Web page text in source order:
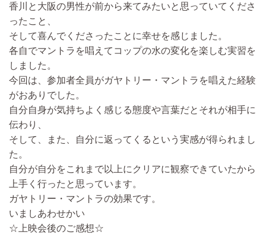
香川と大阪の男性が前から来てみたいと思っていてくださ
ったこと、
そして喜んでくださったことに幸せを感じました。
各自でマントラを唱えてコップの水の変化を楽しむ実習を
しました。
今回は、参加者全員がガヤトリー・マントラを唱えた経験
がおありでした。
自分自身が気持ちよく感じる態度や言葉だとそれが相手に
伝わり、
そして、また、自分に返ってくるという実感が得られまし
た。
自分が自分をこれまで以上にクリアに観察できていたから
上手く行ったと思っています。
ガヤトリー・マントラの効果です。
いましあわせかい
☆上映会後のご感想☆